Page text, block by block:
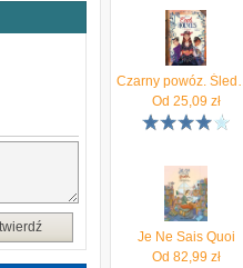
Czarny
Od 25,09 zł
Je Ne Sais Quoi
Od 82,99 zł